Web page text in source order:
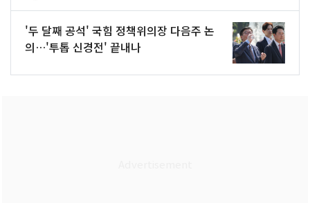
'두 달째 공석' 국힘 정책위의장 다음주 논
의…'투톱 신경전' 끝내나